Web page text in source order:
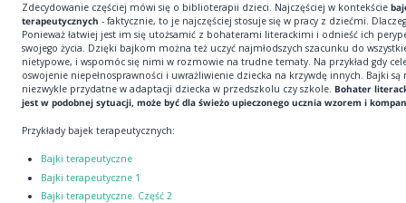
Zdecydowanie częściej mówi się o biblioterapii dzieci. Najczęściej w kontekście
terapeutycznych - faktycznie, to je najczęściej stosuje się w pracy z dziećmi.
Ponieważ łatwiej jest im się utożsamić z bohaterami literackimi i odnieść ich
swojego życia. Dzięki bajkom można też uczyć najmłodszych szacunku do
nietypowe, i wspomóc się nimi w rozmowie na trudne tematy. Na przykład gdy
oswojenie niepełnosprawności i uwrażliwienie dziecka na krzywdę innych. Bajki są
niezwykle przydatne w adaptacji dziecka w przedszkolu czy szkole. Bohater
jest w podobnej sytuacji, może być dla świeżo upieczonego ucznia wzorem i
Przykłady bajek terapeutycznych:
Bajki terapeutyczne
Bajki terapeutyczne 1
Bajki terapeutyczne. Część 2